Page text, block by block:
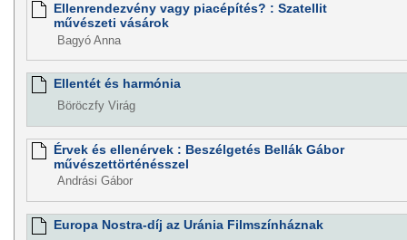
Ellenrendezvény vagy piacépítés? : Szatellit
művészeti vásárok
Bagyó Anna
Ellentét és harmónia
Böröczfy Virág
Érvek és ellenérvek : Beszélgetés Bellák Gábor
művészettörténésszel
Andrási Gábor
Europa Nostra-díj az Uránia Filmszínháznak